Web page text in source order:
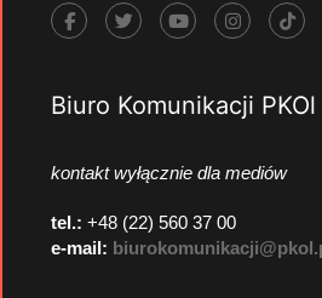
Biuro Komunikacji PKOl
kontakt wyłącznie dla mediów
tel.: +48 (22) 560 37 00
e-mail: